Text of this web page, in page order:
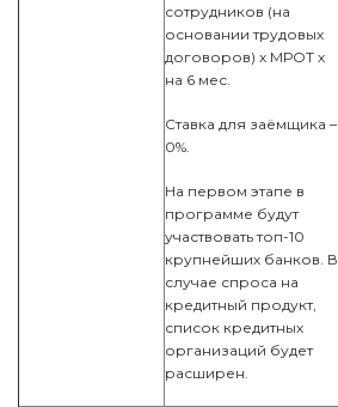
сотрудников (на
основании трудовых
договоров) х МРОТ х
на 6 мес.
Ставка для заёмщика –
0%.
На первом этапе в
программе будут
участвовать топ-10
крупнейших банков. В
случае спроса на
кредитный продукт,
список кредитных
организаций будет
расширен.